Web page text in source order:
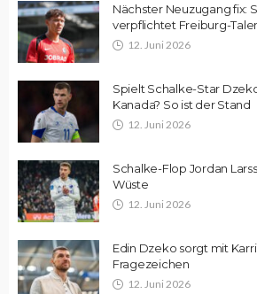
Nächster Neuzugang fix:
verpflichtet Freiburg-
12. Juni 2026
Spielt Schalke-Star
Kanada? So ist der Stand
12. Juni 2026
Schalke-Flop Jordan
Wüste
12. Juni 2026
Edin Dzeko sorgt mit
Fragezeichen
12. Juni 2026